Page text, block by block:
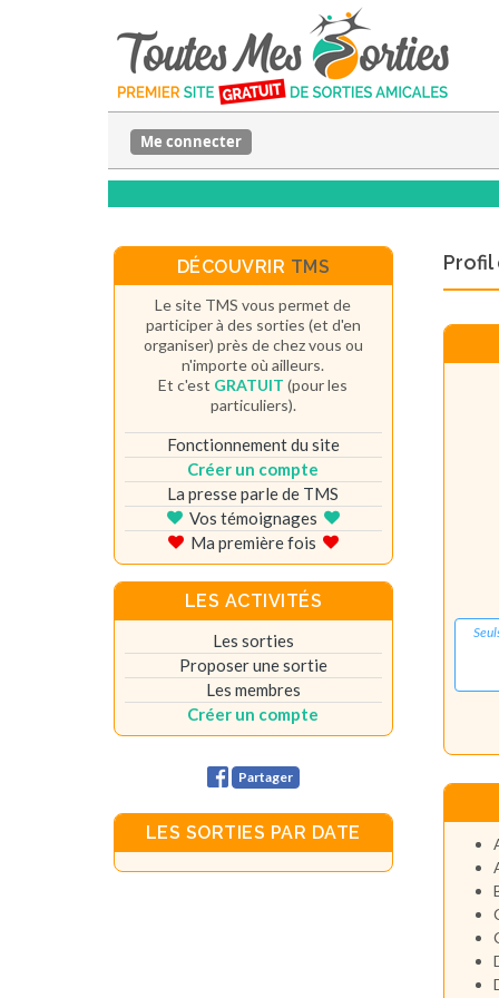
Me connecter
Profil
DÉCOUVRIR TMS
Le site TMS vous permet de
participer à des sorties (et d'en
organiser) près de chez vous ou
n'importe où ailleurs.
Et c'est GRATUIT (pour les
particuliers).
Fonctionnement du site
Créer un compte
La presse parle de TMS
Vos témoignages
Ma première fois
LES ACTIVITÉS
Les sorties
Proposer une sortie
Les membres
Créer un compte
Partager
LES SORTIES PAR DATE